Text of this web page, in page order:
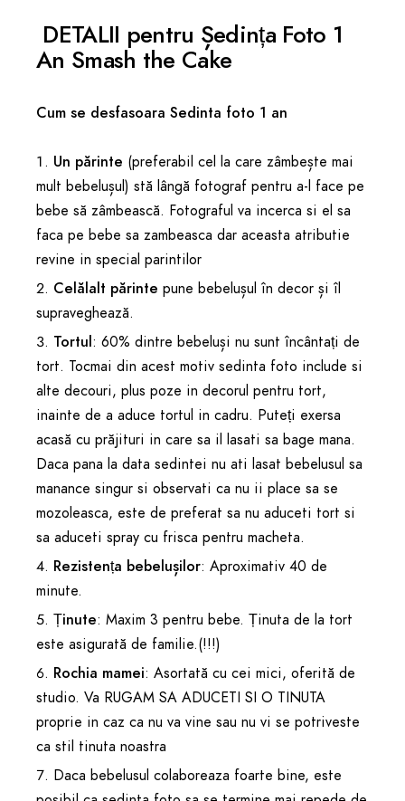
DETALII pentru Ședința Foto 1
An Smash the Cake
Cum se desfasoara Sedinta foto 1 an
Un părinte (preferabil cel la care zâmbește mai
mult bebelușul) stă lângă fotograf pentru a-l face pe
bebe să zâmbească. Fotograful va incerca si el sa
faca pe bebe sa zambeasca dar aceasta atributie
revine in special parintilor
Celălalt părinte pune bebelușul în decor și îl
supraveghează.
Tortul: 60% dintre bebeluși nu sunt încântați de
tort. Tocmai din acest motiv sedinta foto include si
alte decouri, plus poze in decorul pentru tort,
inainte de a aduce tortul in cadru. Puteți exersa
acasă cu prăjituri in care sa il lasati sa bage mana.
Daca pana la data sedintei nu ati lasat bebelusul sa
manance singur si observati ca nu ii place sa se
mozoleasca, este de preferat sa nu aduceti tort si
sa aduceti spray cu frisca pentru macheta.
Rezistența bebelușilor: Aproximativ 40 de
minute.
Ținute: Maxim 3 pentru bebe. Ținuta de la tort
este asigurată de familie.(!!!)
Rochia mamei: Asortată cu cei mici, oferită de
studio. Va RUGAM SA ADUCETI SI O TINUTA
proprie in caz ca nu va vine sau nu vi se potriveste
ca stil tinuta noastra
Daca bebelusul colaboreaza foarte bine, este